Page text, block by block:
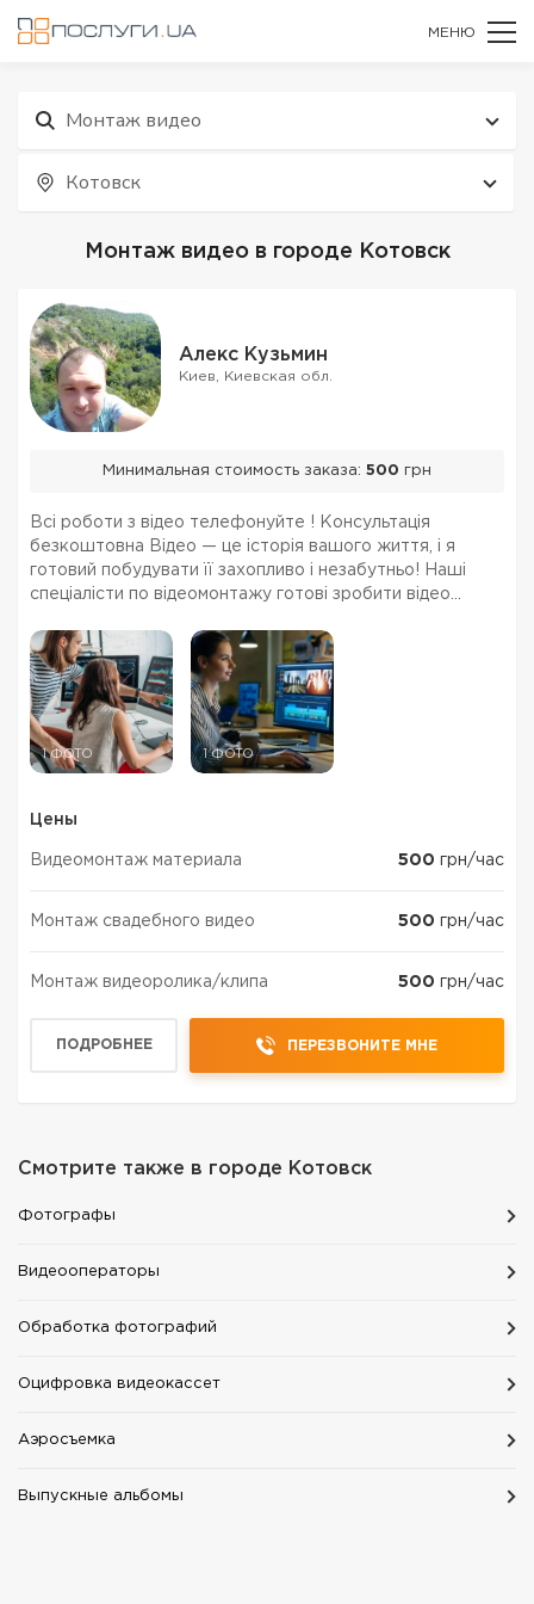
МЕНЮ
Монтаж видео
Котовск
Монтаж видео в городе Котовск
Алекс Кузьмин
Киев, Киевская обл.
Минимальная стоимость заказа: 500 грн
Всі роботи з відео телефонуйте ! Консультація
безкоштовна Відео — це історія вашого життя, і я
готовий побудувати її захопливо і незабутньо! Наші
спеціалісти по відеомонтажу готові зробити відео
1 ФОТО 1 ФОТО
Цены
Видеомонтаж материала 500 грн/час
Монтаж свадебного видео 500 грн/час
Монтаж видеоролика/клипа 500 грн/час
ПОДРОБНЕЕ ПЕРЕЗВОНИТЕ МНЕ
Смотрите также в городе Котовск
Фотографы
Видеооператоры
Обработка фотографий
Оцифровка видеокассет
Аэросъемка
Выпускные альбомы